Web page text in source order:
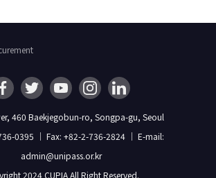
460 Baekjegobun-ro, Songpa-gu, Seoul
0395 ｜ Fax: +82-2-736-2824 ｜ E-mail:
admin@unipass.or.kr
2024 CUPIA All Right Reserved.